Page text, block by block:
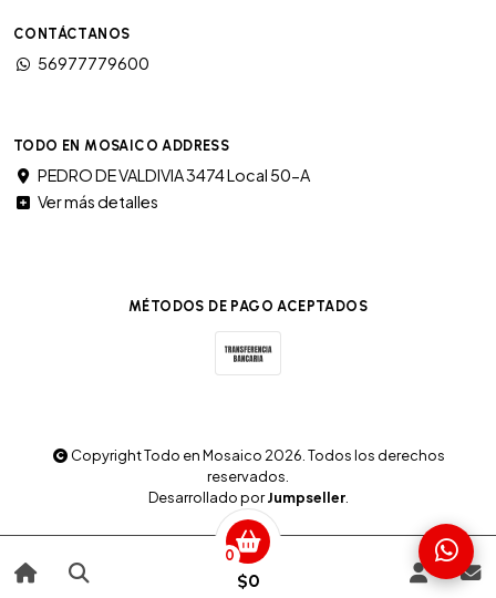
0
$0
CONTÁCTANOS
56977779600
TODO EN MOSAICO ADDRESS
PEDRO DE VALDIVIA 3474 Local 50-A
Ver más detalles
MÉTODOS DE PAGO ACEPTADOS
Copyright Todo en Mosaico 2026. Todos los derechos
reservados.
Desarrollado porJumpseller.